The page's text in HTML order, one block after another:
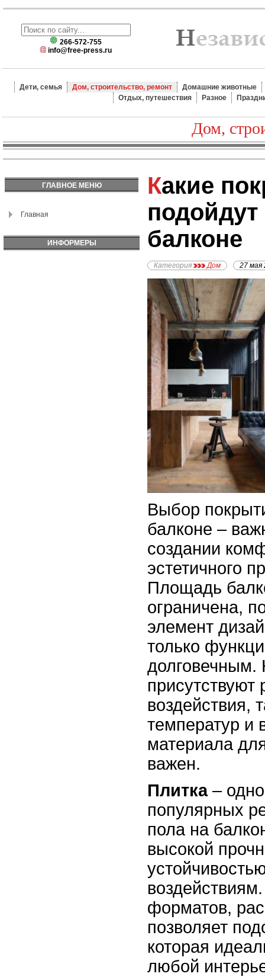
266-572-755
info@free-press.ru
Дети, семья Дом, строительство, ремонт
Домашние животные
Отдых, путешествия
Разное
Дом,
ГЛАВНОЕ МЕНЮ
Главная
ИНФОРМЕРЫ
Какие покрытия
балконе
Категория Дом 27 мая
Выбор
балконе –
создании
эстетичного
Площадь
ограничена,
элемент
только
долговечным.
воздействия,
температур и
материала
важен.
Плитка–
популярных
пола на
высокой
форматов,
позволяет
которая
любой